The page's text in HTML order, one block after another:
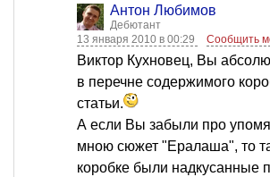
Антон Любимов
Дебютант
13 января 2010 в 00:29
Сообщить
Виктор Кухновец, Вы
в перечне содержимого
статьи.
А если Вы забыли про
мною сюжет "Ералаша", то
коробке были надкусанные